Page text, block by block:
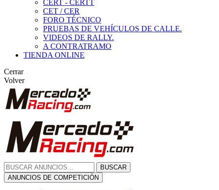
CERT - CERTT
CET / CER
FORO TÉCNICO
PRUEBAS DE VEHÍCULOS DE CALLE.
VIDEOS DE RALLY.
A CONTRATRAMO
TIENDA ONLINE
Cerrar
Volver
BUSCAR
ANUNCIOS DE COMPETICIÓN